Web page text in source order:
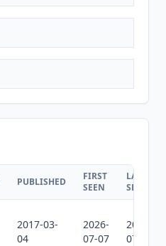
PUBLISHED
FIRST
SEEN
LAST
SEEN
2017-03-
04
2026-
07-07
2026-
07-21